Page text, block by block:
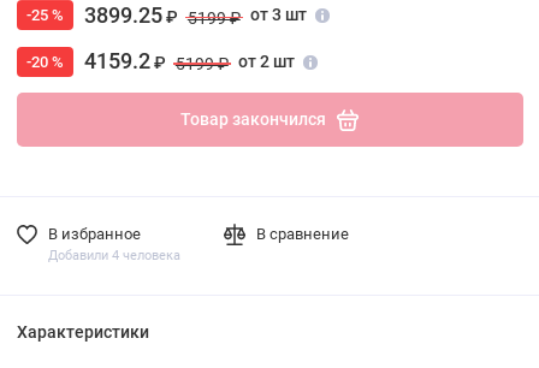
-25 % 3899.25₽ 5199 ₽ от 3 шт
-20 % 4159.2₽ 5199 ₽ от 2 шт
Товар закончился
В избранное
Добавили 4 человека
В сравнение
Характеристики